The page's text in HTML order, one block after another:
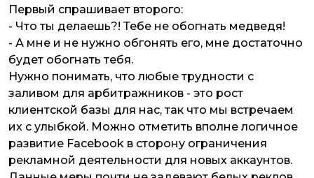
Первый спрашивает второго:
- Что ты делаешь?! Тебе не обогнать медведя!
- А мне и не нужно обгонять его, мне достаточно
будет обогнать тебя.
Нужно понимать, что любые трудности с
заливом для арбитражников - это рост
клиентской базы для нас, так что мы встречаем
их с улыбкой. Можно отметить вполне логичное
развитие Facebook в сторону ограничения
рекламной деятельности для новых аккаунтов.